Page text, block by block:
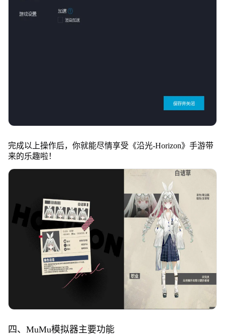
完成以上操作后，你就能尽情享受《沿光-Horizon》手游带
来的乐趣啦！
四、MuMu模拟器主要功能